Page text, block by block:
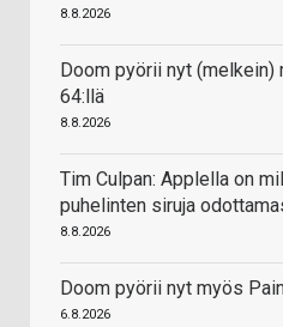
8.8.2026
Doom pyörii nyt (melkein)
64:llä
8.8.2026
Tim Culpan: Applella on
puhelinten siruja
8.8.2026
Doom pyörii nyt myös
6.8.2026